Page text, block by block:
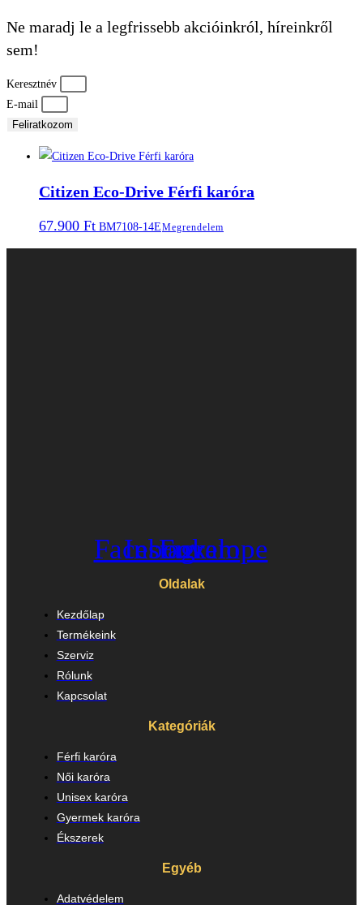
Ne maradj le a legfrissebb akcióinkról, híreinkről
sem!
Keresztnév
E-mail
Feliratkozom
Citizen Eco-Drive Férfi karóra
67.900 Ft BM7108-14EMegrendelem
Facebook
Instagram
Envelope
Oldalak
Kezdőlap
Termékeink
Szerviz
Rólunk
Kapcsolat
Kategóriák
Férfi karóra
Női karóra
Unisex karóra
Gyermek karóra
Ékszerek
Egyéb
Adatvédelem